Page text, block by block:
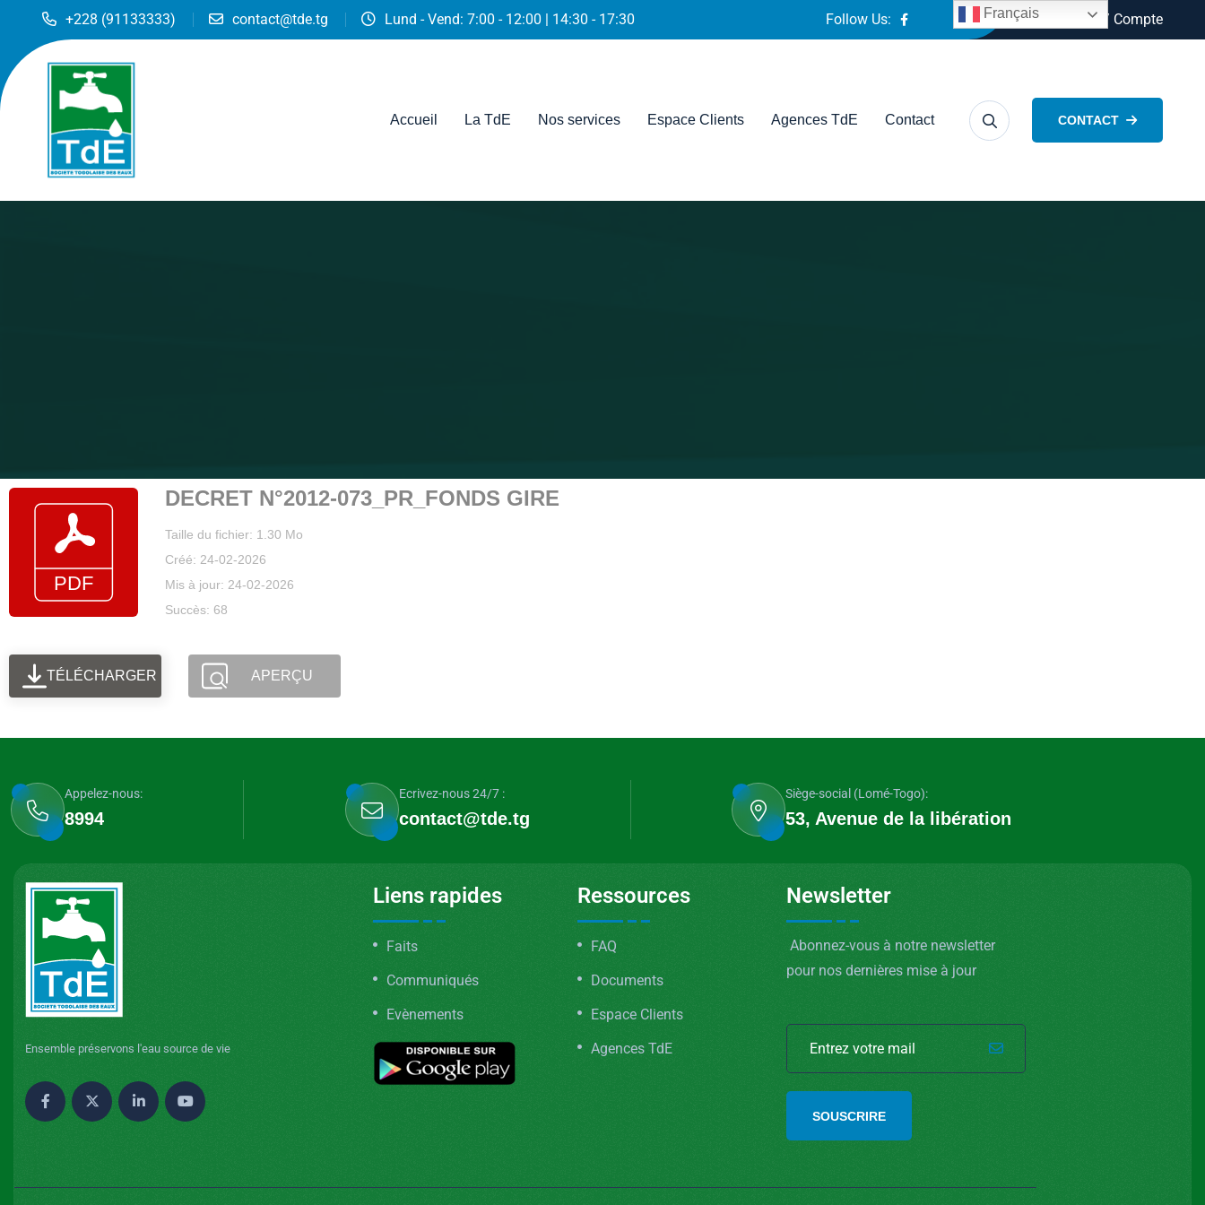
+228 (91133333) contact@tde.tg Lund - Vend: 7:00 - 12:00 | 14:30 - 17:30 Follow Us: Connexion / Compte
Accueil La TdE Nos services Espace Clients Agences TdE Contact CONTACT
DECRET N°2012-073_PR_FONDS GIRE
Taille du fichier: 1.30 Mo
Créé: 24-02-2026
Mis à jour: 24-02-2026
Succès: 68
TÉLÉCHARGER APERÇU
Appelez-nous:
8994
Ecrivez-nous 24/7 :
contact@tde.tg
Siège-social (Lomé-Togo):
53, Avenue de la libération
Ensemble préservons l'eau source de vie
Liens rapides
Faits
Communiqués
Evènements
Ressources
FAQ
Documents
Espace Clients
Agences TdE
Newsletter
Abonnez-vous à notre newsletter
pour nos dernières mise à jour
SOUSCRIRE
Français